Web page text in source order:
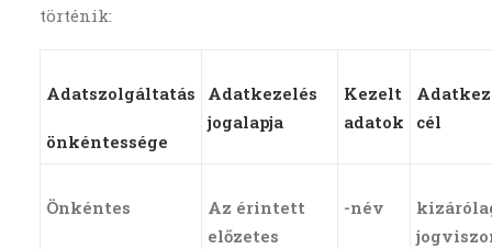
történik:
Adatszolgáltatás
önkéntessége
Adatkezelés
jogalapja
Kezelt
adatok
cél
Önkéntes
Az érintett
előzetes
-név